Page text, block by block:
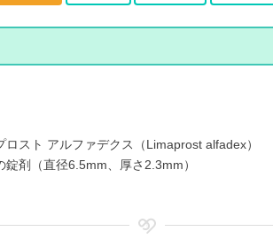
ロスト アルファデクス（Limaprost alfadex）
錠剤（直径6.5mm、厚さ2.3mm）